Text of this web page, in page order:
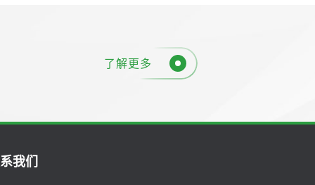
了解更多
我们